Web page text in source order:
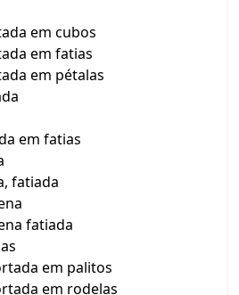
em cubos
em fatias
em pétalas
em fatias
fatiada
fatiada
em palitos
em rodelas